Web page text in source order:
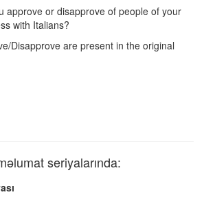
approve or disapprove of people of your
with Italians?
Disapprove are present in the original
seriyalarında: